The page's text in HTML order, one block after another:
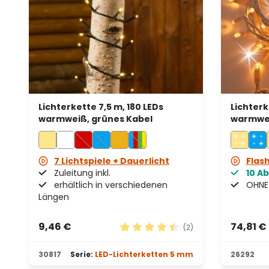
Lichterkette 7,5 m, 180 LEDs
warmweiß, grünes Kabel
7 Lichtspiele + Dauerlicht
Zuleitung inkl.
erhältlich in verschiedenen
Längen
9,46 €
(2)
30817 Serie: LED-Lichterketten 5 mm
10
74,81 €
26292